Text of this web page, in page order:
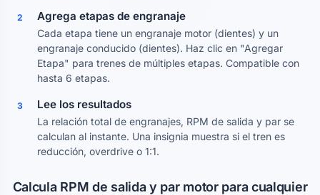
2 Agrega etapas de engranaje
Cada etapa tiene un engranaje motor (dientes) y un
engranaje conducido (dientes). Haz clic en "Agregar
Etapa" para trenes de múltiples etapas. Compatible con
hasta 6 etapas.
3 Lee los resultados
La relación total de engranajes, RPM de salida y par se
calculan al instante. Una insignia muestra si el tren es
reducción, overdrive o 1:1.
Calcula RPM de salida y par motor para cualquier